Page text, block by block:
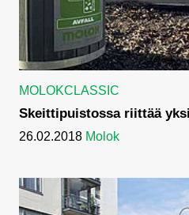
MOLOKCLASSIC
Skeittipuistossa riittää
26.02.2018 Molok